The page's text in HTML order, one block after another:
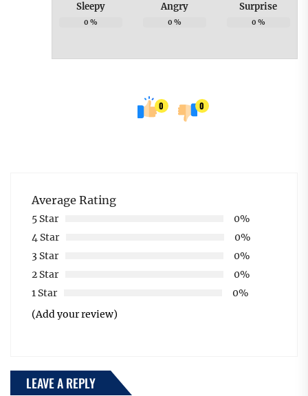
Sleepy
0 %
Angry
0 %
Surprise
0 %
0 0
Average Rating
5 Star
0%
4 Star
0%
3 Star
0%
2 Star
0%
1 Star
0%
(Add your review)
LEAVE A REPLY